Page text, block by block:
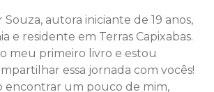
Souza, autora iniciante de 19 anos,
e residente em Terras Capixabas.
meu primeiro livro e estou
essa jornada com vocês!
encontrar um pouco de mim,